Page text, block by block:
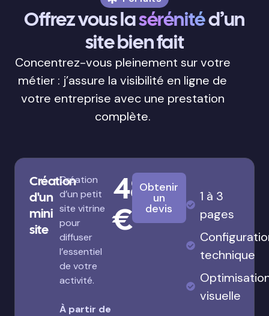
Offrez vous lasérénitéd’un
site bien fait
Concentrez-vous pleinement sur votre
métier : j’assure la visibilité en ligne de
votre entreprise avec une prestation
complète.
Création
d'un
mini
site
Création
d’un petit
site vitrine
pour
diffuser
l’essentiel
de votre
activité.
À partir de
480
€
Obtenir
un
devis
1 à 3
pages
technique
visuelle